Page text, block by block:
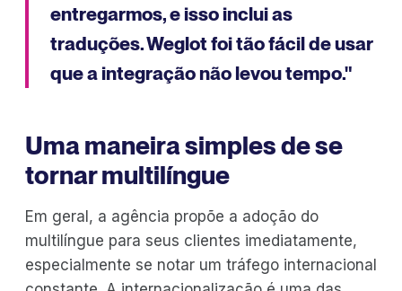
entregarmos, e isso inclui as
traduções. Weglot foi tão fácil de usar
que a integração não levou tempo."
Uma maneira simples de se
tornar multilíngue
Em geral, a agência propõe a adoção do
multilíngue para seus clientes imediatamente,
especialmente se notar um tráfego internacional